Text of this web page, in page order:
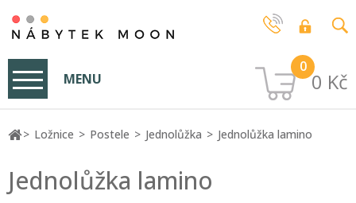
0
0 Kč
MENU
Ložnice Postele Jednolůžka Jednolůžka lamino
Jednolůžka lamino